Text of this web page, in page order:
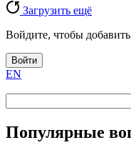
Загрузить ещё
Войдите, чтобы
Войти
EN
Популярные